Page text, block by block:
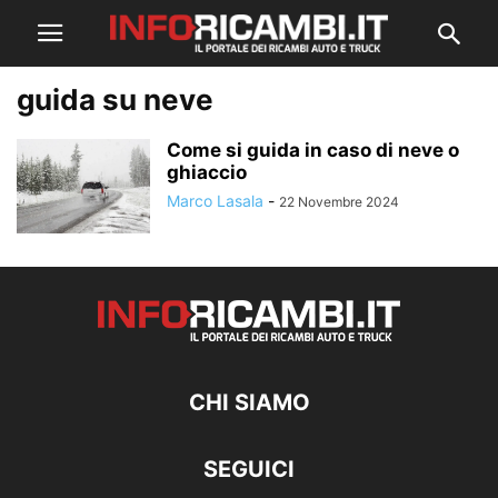
guida su neve
Come si guida in caso di neve o
ghiaccio
Marco Lasala - 22 Novembre 2024
CHI SIAMO
SEGUICI